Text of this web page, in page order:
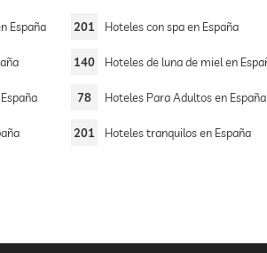
España 201 Hoteles con spa en España
140 Hoteles de luna de miel en
78 Hoteles Para Adultos en España
201 Hoteles tranquilos en España